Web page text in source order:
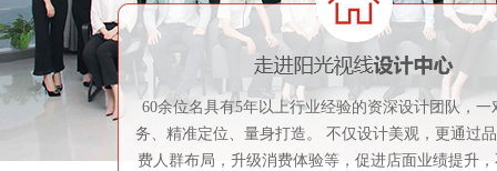
60余位名具有5年以上行业经验的资深设计团队，一
务、精准定位、量身打造。 不仅设计美观，更通过
费人群布局，升级消费体验等，促进店面业绩提升